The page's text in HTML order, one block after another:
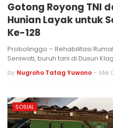
Gotong Royong TNI
Hunian Layak untuk
Ke-128
Probolinggo – Rehabilitasi
Seniwati, buruh tani di Dusun
by Nugroho Tatag Yuwono - Mei
SOSIAL